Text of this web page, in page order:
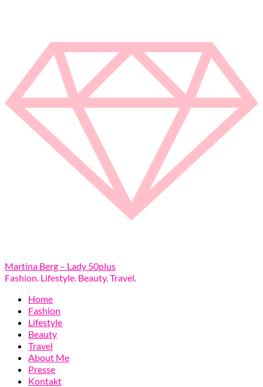
Martina Berg – Lady 50plus
Fashion. Lifestyle. Beauty. Travel.
Home
Fashion
Lifestyle
Beauty
Travel
About Me
Presse
Kontakt